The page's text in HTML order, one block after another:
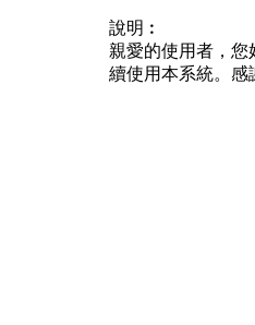
說明︰
親愛的使用者，
續使用本系統。感